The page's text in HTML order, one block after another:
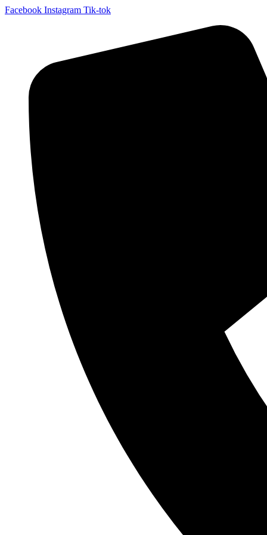
Facebook Instagram Tik-tok